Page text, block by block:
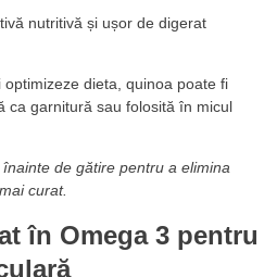
nutritivă și ușor de digerat
dieta, quinoa poate fi
ca garnitură sau folosită în micul
de gătire pentru a elimina
curat.
în Omega 3 pentru